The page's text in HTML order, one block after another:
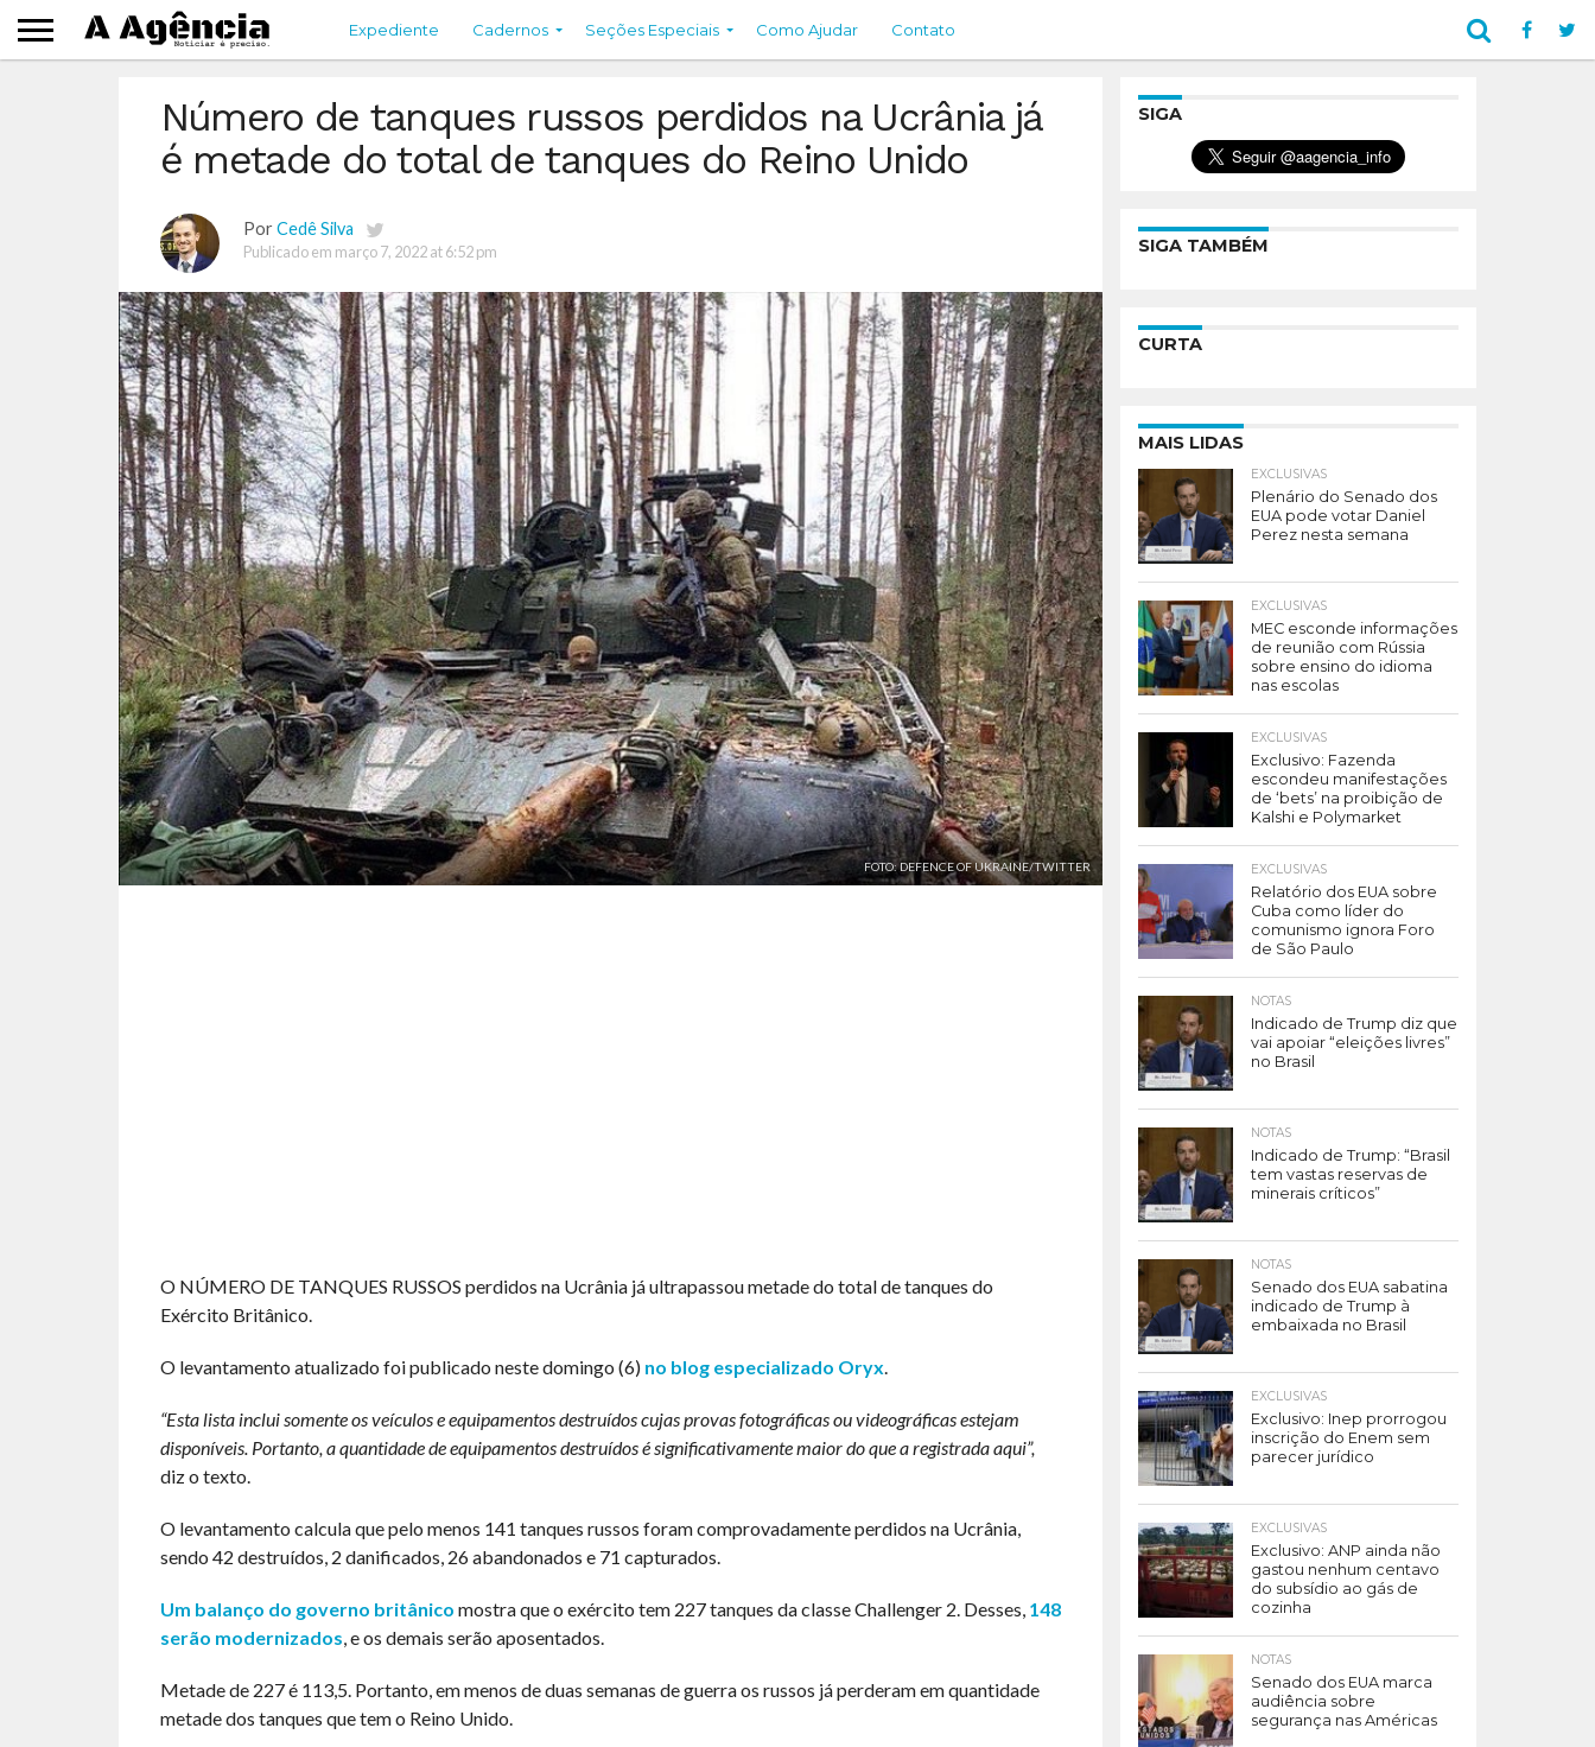
Expediente Cadernos Seções Especiais Como Ajudar Contato
Número de tanques russos perdidos na Ucrânia já
é metade do total de tanques do Reino Unido
Por Cedê Silva
Publicado em março 7, 2022 at 6:52 pm
FOTO: DEFENCE OF UKRAINE/TWITTER
O NÚMERO DE TANQUES RUSSOS perdidos na Ucrânia já ultrapassou metade do total de tanques do
Exército Britânico.
O levantamento atualizado foi publicado neste domingo (6) no blog especializado Oryx
“Esta lista inclui somente os veículos e equipamentos destruídos cujas provas fotográficas ou videográficas estejam
disponíveis. Portanto, a quantidade de equipamentos destruídos é significativamente maior do que a registrada aqui”,
diz o texto.
O levantamento calcula que pelo menos 141 tanques russos foram comprovadamente perdidos na Ucrânia,
sendo 42 destruídos, 2 danificados, 26 abandonados e 71 capturados.
Um balanço do governo britânico mostra que o exército tem 227 tanques da classe Challenger 2. Desses, 148
serão modernizados , e os demais serão aposentados.
Metade de 227 é 113,5. Portanto, em menos de duas semanas de guerra os russos já perderam em quantidade
metade dos tanques que tem o Reino Unido.
SIGA
SIGA TAMBÉM
CURTA
MAIS LIDAS
EXCLUSIVAS
Plenário do Senado dos
EUA pode votar Daniel
Perez nesta semana
EXCLUSIVAS
MEC esconde informações
de reunião com Rússia
sobre ensino do idioma
nas escolas
EXCLUSIVAS
Exclusivo: Fazenda
escondeu manifestações
de ‘bets’ na proibição de
Kalshi e Polymarket
EXCLUSIVAS
Relatório dos EUA sobre
Cuba como líder do
comunismo ignora Foro
de São Paulo
NOTAS
Indicado de Trump diz que
vai apoiar “eleições livres”
no Brasil
NOTAS
Indicado de Trump: “Brasil
tem vastas reservas de
minerais críticos”
NOTAS
Senado dos EUA sabatina
indicado de Trump à
embaixada no Brasil
EXCLUSIVAS
Exclusivo: Inep prorrogou
inscrição do Enem sem
parecer jurídico
EXCLUSIVAS
Exclusivo: ANP ainda não
gastou nenhum centavo
do subsídio ao gás de
cozinha
NOTAS
Senado dos EUA marca
audiência sobre
segurança nas Américas